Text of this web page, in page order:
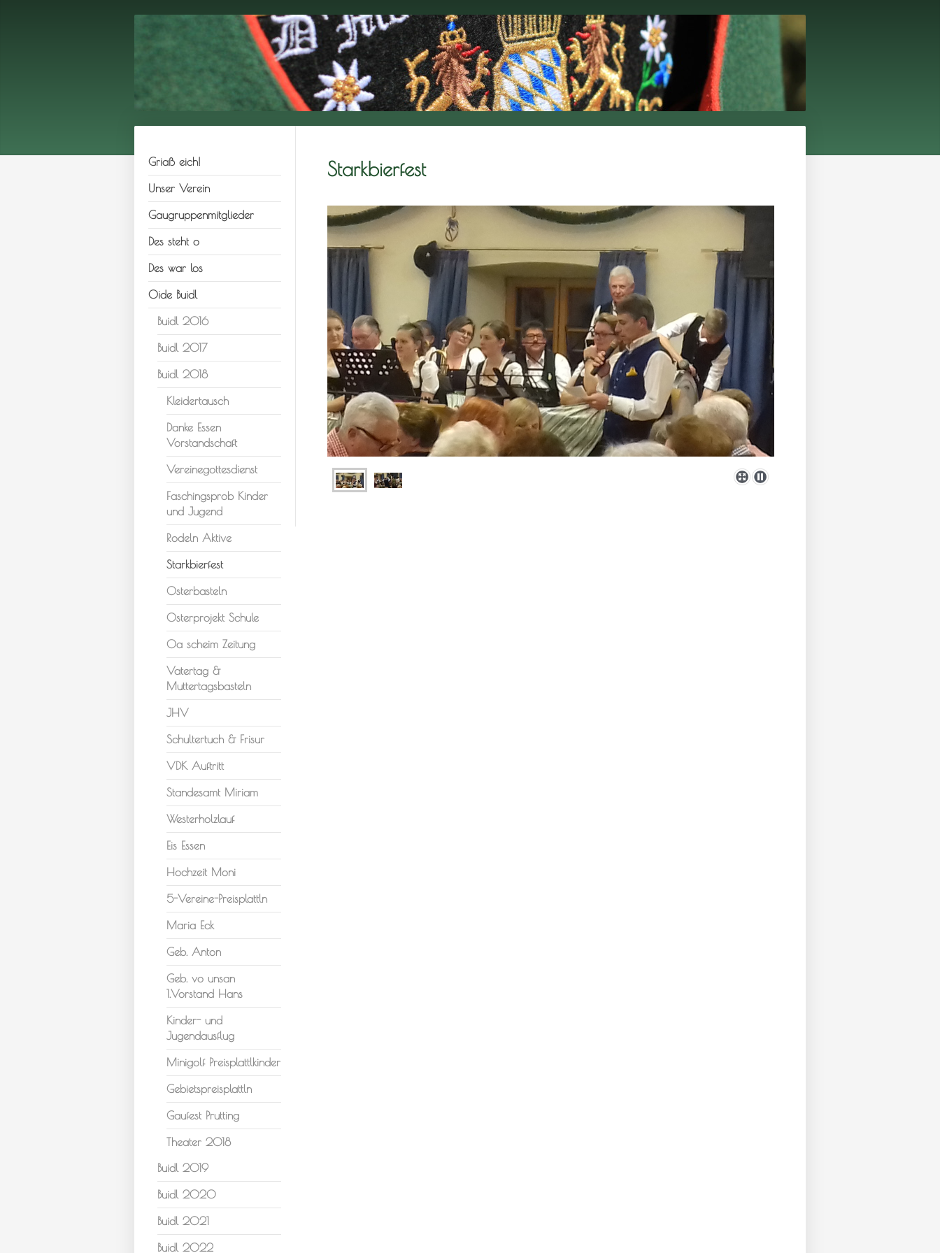
Griaß eich!
Unser Verein
Gaugruppenmitglieder
Des steht o
Des war los
Oide Buidl
Buidl 2016
Buidl 2017
Buidl 2018
Kleidertausch
Danke Essen
Vorstandschaft
Vereinegottesdienst
Faschingsprob Kinder
und Jugend
Rodeln Aktive
Starkbierfest
Osterbasteln
Osterprojekt Schule
Oa scheim Zeitung
Vatertag &
Muttertagsbasteln
JHV
Schultertuch & Frisur
VDK Auftritt
Standesamt Miriam
Westerholzlauf
Eis Essen
Hochzeit Moni
5-Vereine-Preisplattln
Maria Eck
Geb. Anton
Geb. vo unsan
1.Vorstand Hans
Kinder- und
Jugendausflug
Minigolf Preisplattlkinder
Gebietspreisplattln
Gaufest Prutting
Theater 2018
Buidl 2019
Buidl 2020
Buidl 2021
Buidl 2022
Starkbierfest